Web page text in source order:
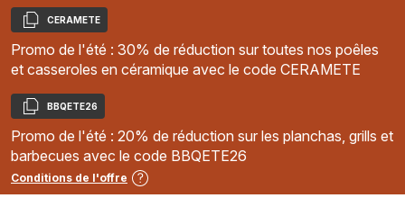
Copier
CERAMETE
Promo de l'été : 30% de réduction sur toutes nos poêles
et casseroles en céramique avec le code CERAMETE
Copier
BBQETE26
Promo de l'été : 20% de réduction sur les planchas, grills et
barbecues avec le code BBQETE26
Conditions de l'offre